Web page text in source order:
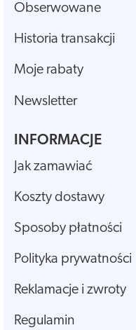
Obserwowane
Historia transakcji
Moje rabaty
Newsletter
INFORMACJE
Jak zamawiać
Koszty dostawy
Sposoby płatności
Polityka prywatności
Reklamacje i zwroty
Regulamin